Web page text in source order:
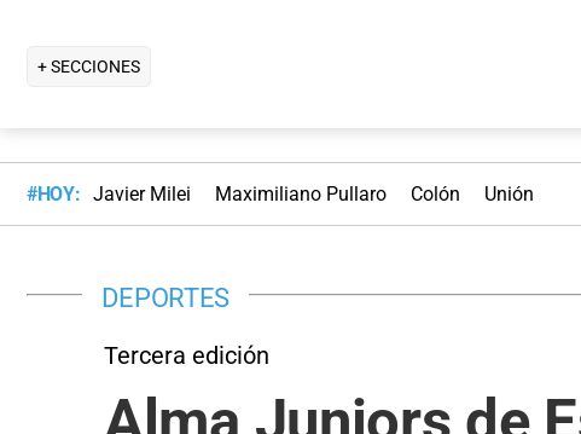
+ SECCIONES
#HOY: Javier Milei Maximiliano Pullaro Colón Unión
DEPORTES
Tercera edición